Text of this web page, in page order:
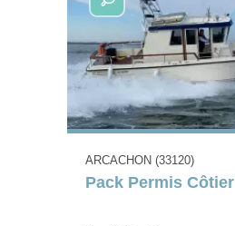
ARCACHON (33120)
Pack Permis Côtier